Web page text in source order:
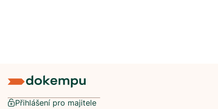
Přihlášení pro majitele